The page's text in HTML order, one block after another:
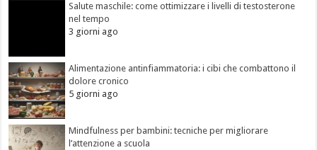
Salute maschile: come ottimizzare i livelli di testosterone
nel tempo
3 giorni ago
Alimentazione antinfiammatoria: i cibi che combattono il
dolore cronico
5 giorni ago
Mindfulness per bambini: tecniche per migliorare
l’attenzione a scuola